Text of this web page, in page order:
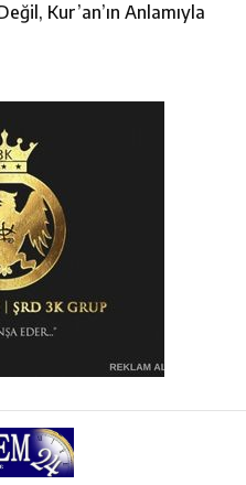
Kur’an’ın Anlamıyla